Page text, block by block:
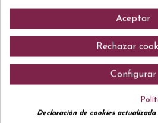
Comentarios (0)
No hay reseñas de clientes
Aceptar
Rechazar
Configurar
Declaración de cookies